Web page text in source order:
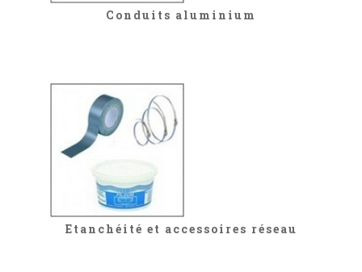
Conduits aluminium
Etanchéité et accessoires réseau